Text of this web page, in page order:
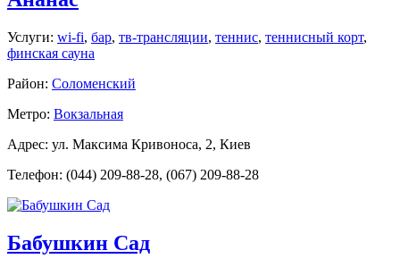
Услуги: wi-fi, бар, тв-трансляции, теннис, теннисный корт,
финская сауна
Район: Соломенский
Метро: Вокзальная
Адрес: ул. Максима Кривоноса, 2, Киев
Телефон: (044) 209-88-28, (067) 209-88-28
Бабушкин Сад